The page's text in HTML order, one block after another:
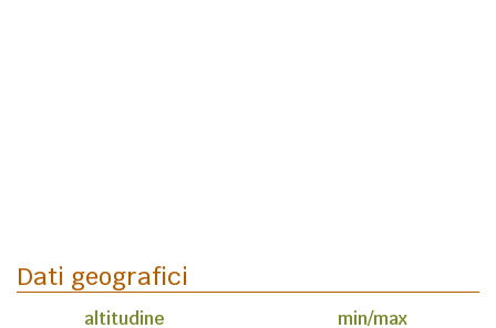
Dati geografici
altitudine min/max